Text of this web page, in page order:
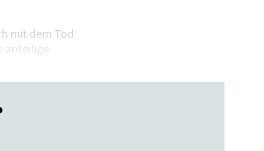
mit dem Tod
anteilige